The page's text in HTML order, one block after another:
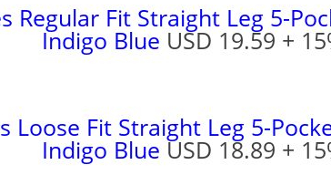
Regular Fit Straight Leg 5-
Indigo Blue USD 19.59 +
Loose Fit Straight Leg 5-
Indigo Blue USD 18.89 +